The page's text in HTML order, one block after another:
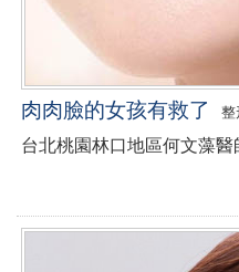
肉肉臉的女孩有救了 整
台北桃園林口地區何文藻醫